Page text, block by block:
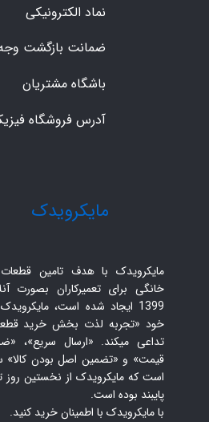
مایکرویدک با هدف تامین
خانگی برای تعمیرکاران بصورت
1399 ایجاد شده است،
خود «تجربه لذت بخش خرید
تداعی میکند. «ارسال سریع»،
قیمت» و «تضمین اصل بودن کالا»
است که مایکرویدک از نخستین
پایبند بوده است.
با مایکرویدک با اطمینان خرید کنید.​​​​​​​
​مایکرویدک
نماد الکترونیکی
ضمانت بازگشت
باشگاه مشتریان
آدرس فروشگاه